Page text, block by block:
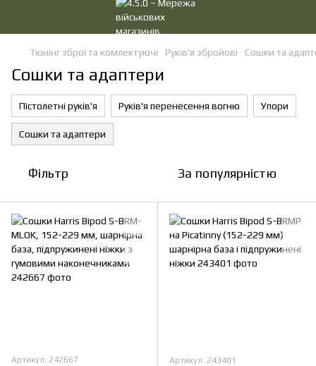
Тюнінг зброї та комлектуючі Руків'я збройові Сошки та
Сошки та адаптери
Пістолетні руків'я Руків'я перенесення вогню Упори
Сошки та адаптери
Фільтр За популярністю
Артикул: 242667 Артикул: 243401